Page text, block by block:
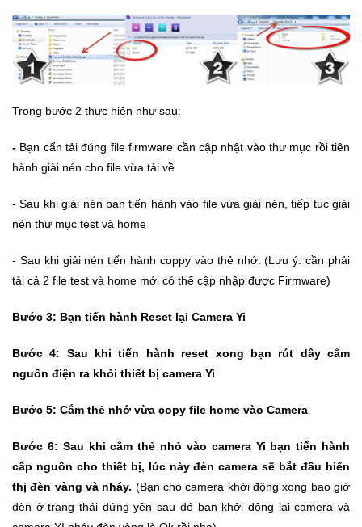
Dịch
vụ
Giải
Voucher
Mẹ
Trong bước 2 thực hiện như sau:
- Bạn cẩn tải đúng file firmware cần cập nhật vào thư mục rồi tiên
hành giài nén cho file vừa tải về
- Sau khi giải nén bạn tiến hành vào file vừa giải nén, tiếp tục giải
nén thư mục test và home
- Sau khi giải nén tiến hành coppy vào thẻ nhớ. (Lưu ý: cần phải
tải cả 2 file test và home mới có thể cập nhập được Firmware)
Bước 3: Bạn tiến hành Reset lại Camera Yi
Bước 4: Sau khi tiến hành reset xong bạn rút dây cắm
nguồn điện ra khỏi thiết bị camera Yi
Bước 5: Cắm thẻ nhớ vừa copy file home vào Camera
Bước 6: Sau khi cắm thẻ nhỏ vào camera Yi bạn tiến hành
cấp nguồn cho thiết bị, lúc này đèn camera sẽ bắt đầu hiển
thị đèn vàng và nháy. (Bạn cho camera khởi động xong bao giờ
đèn ở trạng thái đứng yên sau đó bạn khởi động lại camera và